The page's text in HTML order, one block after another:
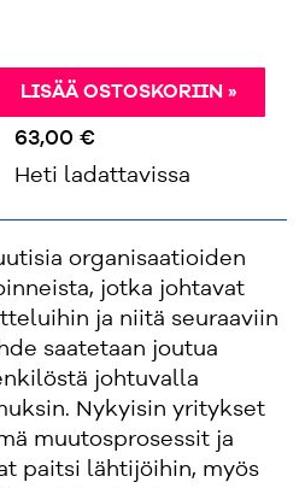
LISÄÄ OSTOSKORIIN »
63,00 €
Heti ladattavissa
organisaatioiden
jotka johtavat
ja niitä seuraaviin
saatetaan joutua
johtuvalla
Nykyisin yritykset
muutosprosessit ja
paitsi lähtijöihin, myös